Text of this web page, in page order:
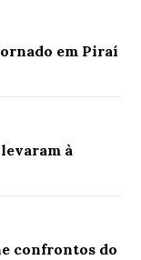
em Piraí
à
confrontos do